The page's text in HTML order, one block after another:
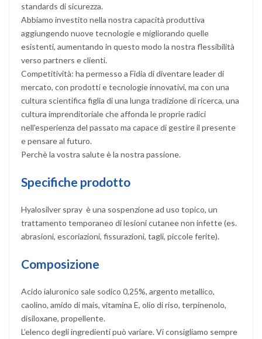
standards di sicurezza.
Abbiamo investito nella nostra capacità produttiva
aggiungendo nuove tecnologie e migliorando quelle
esistenti, aumentando in questo modo la nostra flessibilità
verso partners e clienti.
Competitività: ha permesso a Fidia di diventare leader di
mercato, con prodotti e tecnologie innovativi, ma con una
cultura scientifica figlia di una lunga tradizione di ricerca, una
cultura imprenditoriale che affonda le proprie radici
nell'esperienza del passato ma capace di gestire il presente
e pensare al futuro.
Perchè la vostra salute è la nostra passione.
Specifiche prodotto
Hyalosilver spray è una sospenzione ad uso topico, un
trattamento temporaneo di lesioni cutanee non infette (es.
abrasioni, escoriazioni, fissurazioni, tagli, piccole ferite).
Composizione
Acido ialuronico sale sodico 0,25%, argento metallico,
caolino, amido di mais, vitamina E, olio di riso, terpinenolo,
disiloxane, propellente.
L’elenco degli ingredienti può variare. Vi consigliamo sempre